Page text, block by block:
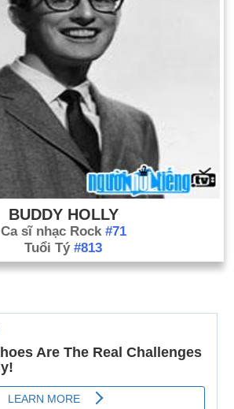
BUDDY HOLLY
Ca sĩ nhạc Rock #71
Tuổi Tý #813